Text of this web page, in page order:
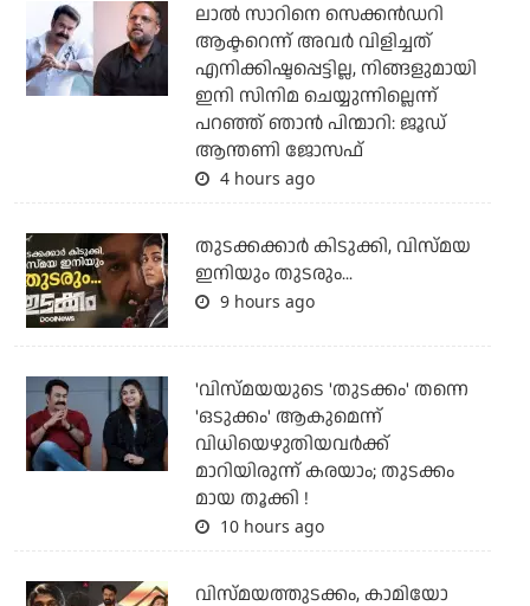
ലാല്‍ സാറിനെ സെക്കന്‍ഡറി
ആക്ടറെന്ന് അവര്‍ വിളിച്ചത്
എനിക്കിഷ്ടപ്പെട്ടില്ല, നിങ്ങളുമായി
ഇനി സിനിമ ചെയ്യുന്നില്ലെന്ന്
പറഞ്ഞ് ഞാന്‍ പിന്മാറി: ജൂഡ്
ആന്തണി ജോസഫ്
4 hours ago
തുടക്കക്കാര്‍ കിടുക്കി, വിസ്മയ
ഇനിയും തുടരും...
9 hours ago
'വിസ്മയയുടെ 'തുടക്കം' തന്നെ
'ഒടുക്കം' ആകുമെന്ന്
വിധിയെഴുതിയവര്‍ക്ക്
മാറിയിരുന്ന് കരയാം; തുടക്കം
മായ തൂക്കി !
10 hours ago
വിസ്മയത്തുടക്കം, കാമിയോ